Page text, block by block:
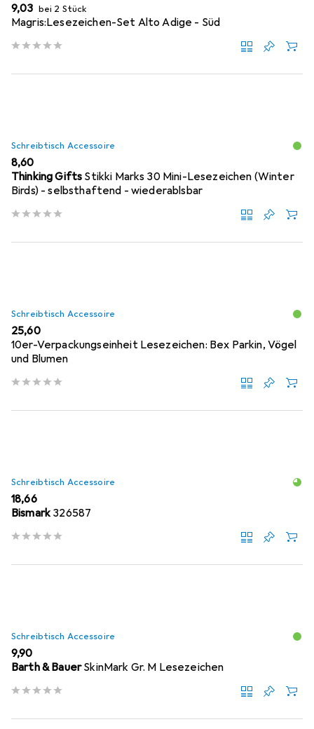
EUR
9,03 bei 2 Stück
Magris:Lesezeichen-Set Alto Adige - Süd
Schreibtisch Accessoire
EUR
8,60
Thinking Gifts Stikki Marks 30 Mini-Lesezeichen (Winter
Birds) - selbsthaftend - wiederablsbar
Schreibtisch Accessoire
EUR
25,60
10er-Verpackungseinheit Lesezeichen: Bex Parkin, Vögel
und Blumen
Schreibtisch Accessoire
EUR
18,66
Bismark326587
Schreibtisch Accessoire
EUR
9,90
Barth & BauerSkinMark Gr. M Lesezeichen